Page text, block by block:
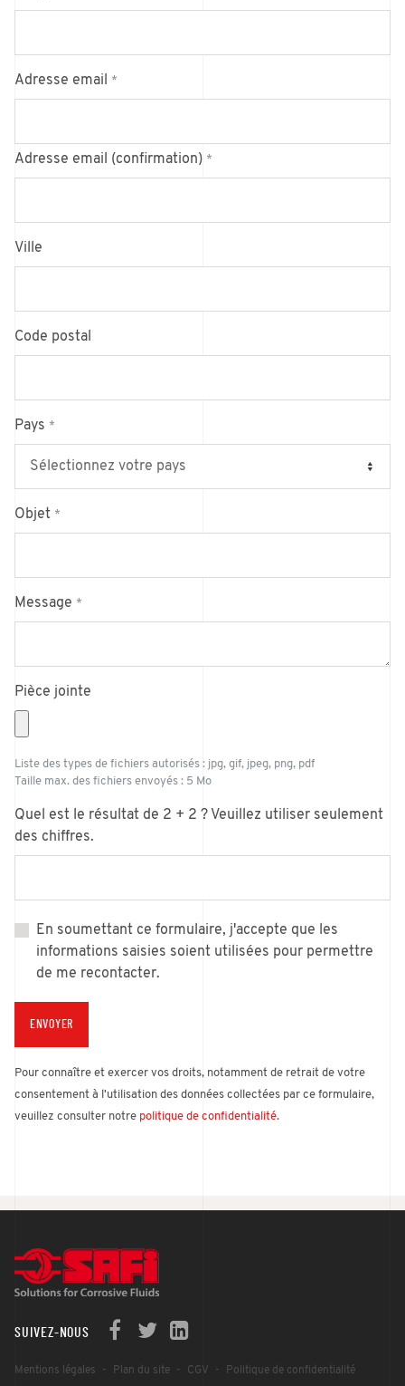
Adresse email *
Adresse email (confirmation) *
Ville
Code postal
Pays *
Objet *
Message *
Pièce jointe
Liste des types de fichiers autorisés : jpg, gif, jpeg, png, pdf
Taille max. des fichiers envoyés : 5 Mo
Quel est le résultat de 2 + 2 ? Veuillez utiliser seulement
des chiffres.
En soumettant ce formulaire, j'accepte que les
informations saisies soient utilisées pour permettre
de me recontacter.
ENVOYER
Pour connaître et exercer vos droits, notamment de retrait de votre
consentement à l'utilisation des données collectées par ce formulaire,
veuillez consulter notre politique de confidentialité.
SUIVEZ-NOUS
Mentions légales Plan du site CGV Politique de confidentialité